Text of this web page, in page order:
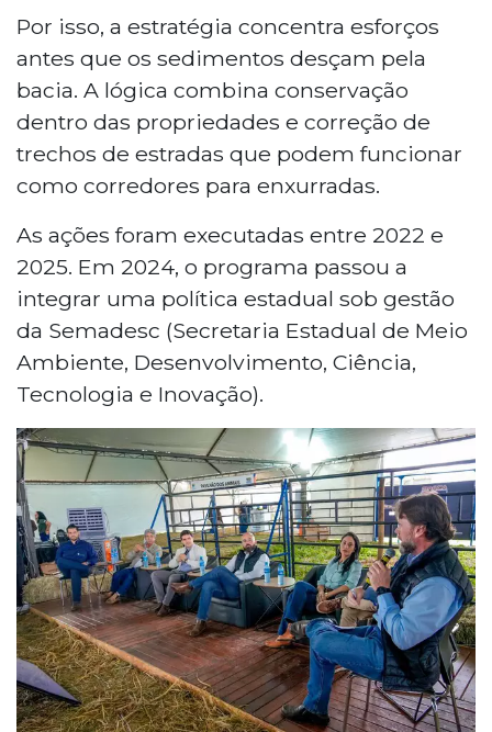
Por isso, a estratégia concentra esforços
antes que os sedimentos desçam pela
bacia. A lógica combina conservação
dentro das propriedades e correção de
trechos de estradas que podem funcionar
como corredores para enxurradas.
As ações foram executadas entre 2022 e
2025. Em 2024, o programa passou a
integrar uma política estadual sob gestão
da Semadesc (Secretaria Estadual de Meio
Ambiente, Desenvolvimento, Ciência,
Tecnologia e Inovação).